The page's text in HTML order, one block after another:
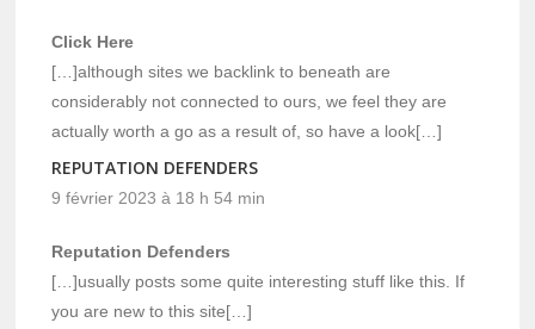
Click Here
[…]although sites we backlink to beneath are
considerably not connected to ours, we feel they are
actually worth a go as a result of, so have a look[…]
REPUTATION DEFENDERS
9 février 2023 à 18 h 54 min
Reputation Defenders
[…]usually posts some quite interesting stuff like this. If
you are new to this site[…]